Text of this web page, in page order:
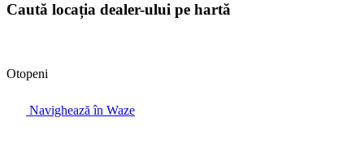
Caută locația dealer-ului pe hartă
Otopeni
Navighează în Waze